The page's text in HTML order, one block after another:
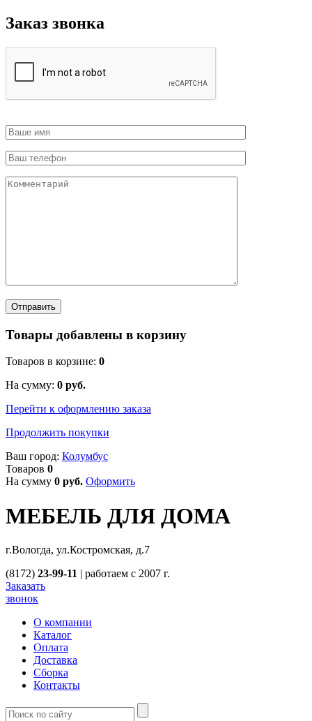
Заказ звонка
Товары добавлены в корзину
Товаров в корзине: 0
На сумму: 0 руб.
Перейти к оформлению заказа
Продолжить покупки
Ваш город: Колумбус
Товаров 0
На сумму 0 руб. Оформить
МЕБЕЛЬ ДЛЯ ДОМА
г.Вологда, ул.Костромская, д.7
(8172) 23-99-11 | работаем с 2007 г.
Заказать
звонок
О компании
Каталог
Оплата
Доставка
Сборка
Контакты